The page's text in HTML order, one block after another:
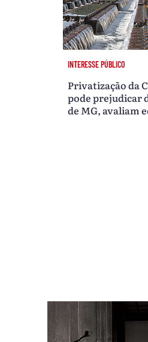
INTERESSE PÚBLICO
Privatização da
pode prejudicar
de MG, avaliam